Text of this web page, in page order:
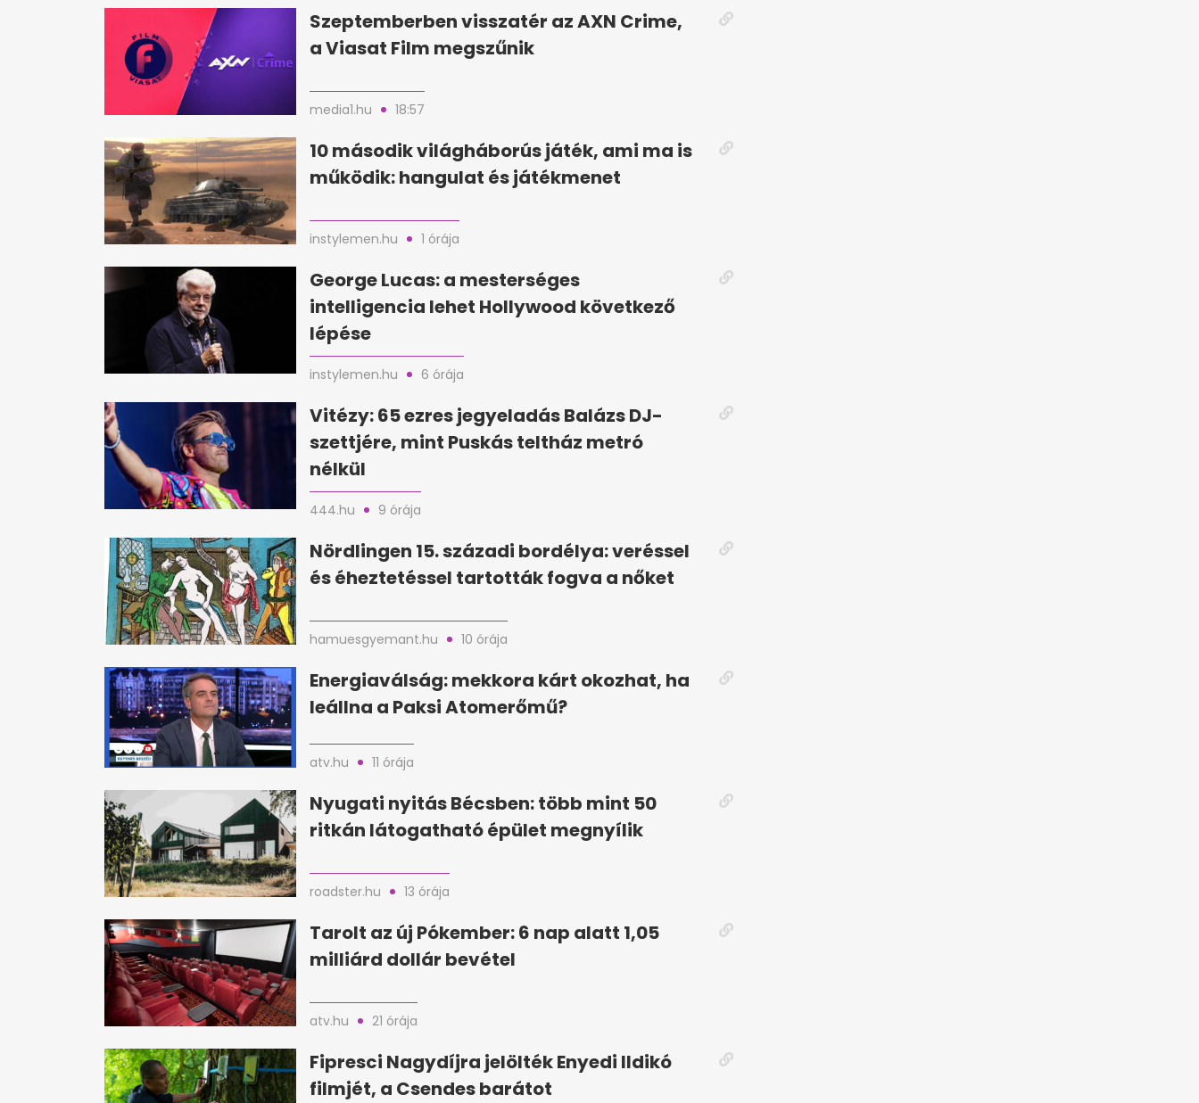
0%
Szeptemberben visszatér az AXN Crime,
a Viasat Film megszűnik
media1.hu 18:57
10 második világháborús játék, ami ma is
működik: hangulat és játékmenet
instylemen.hu 1 órája
George Lucas: a mesterséges
intelligencia lehet Hollywood következő
lépése
instylemen.hu 6 órája
Vitézy: 65 ezres jegyeladás Balázs DJ-
szettjére, mint Puskás teltház metró
nélkül
444.hu 9 órája
Nördlingen 15. századi bordélya: veréssel
és éheztetéssel tartották fogva a nőket
hamuesgyemant.hu 10 órája
Energiaválság: mekkora kárt okozhat, ha
leállna a Paksi Atomerőmű?
atv.hu 11 órája
Nyugati nyitás Bécsben: több mint 50
ritkán látogatható épület megnyílik
roadster.hu 13 órája
Tarolt az új Pókember: 6 nap alatt 1,05
milliárd dollár bevétel
atv.hu 21 órája
Fipresci Nagydíjra jelölték Enyedi Ildikó
filmjét, a Csendes barátot